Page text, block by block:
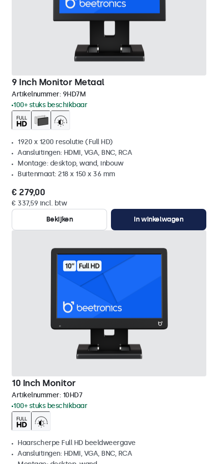
9 Inch Monitor Metaal
Artikelnummer: 9HD7M
100+ stuks beschikbaar
1920 x 1200 resolutie (Full HD)
Aansluitingen: HDMI, VGA, BNC, RCA
Montage: desktop, wand, inbouw
Buitenmaat: 218 x 150 x 36 mm
€ 279,00
€ 337,59 incl. btw
Bekijken
In winkelwagen
10 Inch Monitor
Artikelnummer: 10HD7
100+ stuks beschikbaar
Haarscherpe Full HD beeldweergave
Aansluitingen: HDMI, VGA, BNC, RCA